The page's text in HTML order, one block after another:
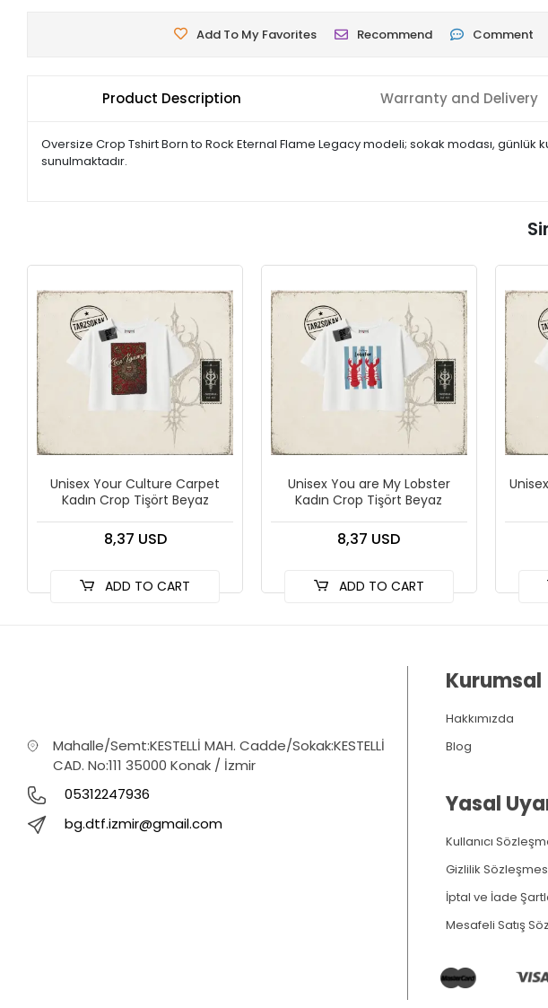
Add To My Favorites Recommend Comment
Product Description Warranty and Delivery
Oversize Crop Tshirt Born to Rock Eternal Flame Legacy modeli; sokak modası, günlük
sunulmaktadır.
Unisex Your Culture Carpet
Kadın Crop Tişört Beyaz
8,37 USD
ADD TO CART
Unisex You are My Lobster
Kadın Crop Tişört Beyaz
8,37 USD
ADD TO CART
Mahalle/Semt:KESTELLİ MAH. Cadde/Sokak:KESTELLİ
CAD. No:111 35000 Konak / İzmir
05312247936
bg.dtf.izmir@gmail.com
Kurumsal
Hakkımızda
Blog
Yasal
Kullanıcı
Gizlilik
İptal ve İade
Mesafeli Satış